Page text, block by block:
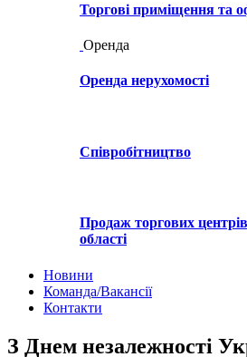
Торгові приміщення та
Оренда
Оренда нерухомості
Співробітництво
Продаж торгових
області
Новини
Команда/Вакансії
Контакти
З Днем незалежності